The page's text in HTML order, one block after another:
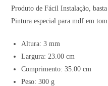
Produto de Fácil Instalação,
Pintura especial para mdf em tom
Altura: 3 mm
Largura: 23.00 cm
Comprimento: 35.00 cm
Peso: 300 g